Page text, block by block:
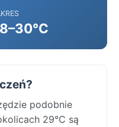
podobnie
29°C są